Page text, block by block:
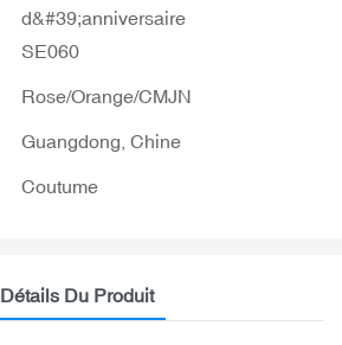
d&#39;anniversaire
SE060
Rose/Orange/CMJN
Guangdong, Chine
Coutume
Détails Du Produit